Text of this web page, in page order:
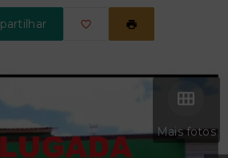
Mais fotos